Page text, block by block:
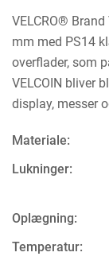
VELCRO®
mm med PS14
overflader, som
VELCOIN bliver
display, messer
Materiale:
Lukninger:
Oplægning:
Temperatur: